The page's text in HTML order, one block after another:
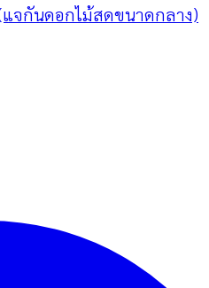
แจกันดอกไม้สดขนาดกลาง)